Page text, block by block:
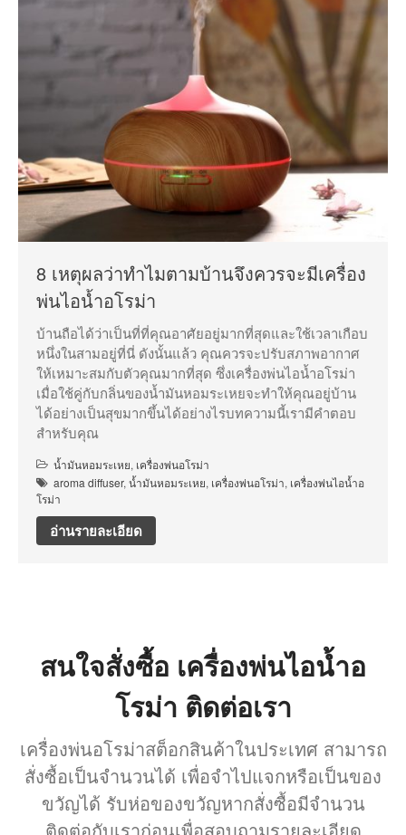
8 เหตุผลว่าทำไมตามบ้านจึงควรจะมีเครื่อง
พ่นไอน้ำอโรม่า
บ้านถือได้ว่าเป็นที่ที่คุณอาศัยอยู่มากที่สุดและใช้เวลาเกือบ
หนึ่งในสามอยู่ที่นี่ ดังนั้นแล้ว คุณควรจะปรับสภาพอากาศ
ให้เหมาะสมกับตัวคุณมากที่สุด ซึ่งเครื่องพ่นไอน้ำอโรม่า
เมื่อใช้คู่กับกลิ่นของน้ำมันหอมระเหยจะทำให้คุณอยู่บ้าน
ได้อย่างเป็นสุขมากขึ้นได้อย่างไรบทความนี้เรามีคำตอบ
สำหรับคุณ
น้ำมันหอมระเหย, เครื่องพ่นอโรม่า
aroma diffuser,น้ำมันหอมระเหย, เครื่องพ่นอโรม่า, เครื่องพ่นไอน้ำอ
โรม่า
อ่านรายละเอียด
สนใจสั่งซื้อ เครื่องพ่นไอน้ำอ
โรม่า ติดต่อเรา
เครื่องพ่นอโรม่าสต็อกสินค้าในประเทศ สามารถ
สั่งซื้อเป็นจำนวนได้ เพื่อจำไปแจกหรือเป็นของ
ขวัญได้ รับห่อของขวัญหากสั่งซื้อมีจำนวน